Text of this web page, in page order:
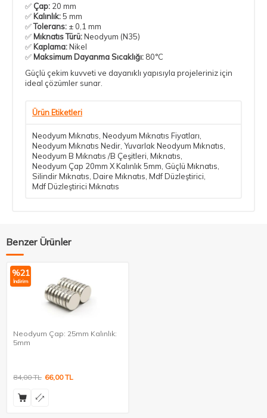
✅ Çap: 20 mm
✅ Kalınlık:5 mm
✅Tolerans: ± 0,1 mm
✅ Mıknatıs Türü:Neodyum (N35)
✅ Kaplama:Nikel
✅ Maksimum Dayanma Sıcaklığı: 80°C
Güçlü çekim kuvveti ve dayanıklı yapısıyla projeleriniz için
ideal çözümler sunar.
Ürün Etiketleri
Neodyum Mıknatıs Neodyum Mıknatıs Fiyatları
Neodyum Mıknatıs Nedir Yuvarlak Neodyum Mıknatıs
Neodyum B Mıknatıs /B Çeşitleri Mıknatıs
Neodyum Çap 20mm X Kalınlık 5mm Güçlü Mıknatıs
Silindir Mıknatıs Daire Mıknatıs Mdf Düzleştirici
Mdf Düzleştirici Mıknatıs
Benzer Ürünler
%21
İndirim
Neodyum Çap: 25mm Kalınlık:
5mm
84,00TL 66,00TL